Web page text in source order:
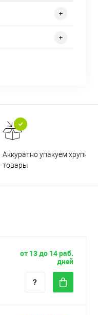
Аккуратно упакуем хрупкие
товары
от 13 до 14 раб.
дней